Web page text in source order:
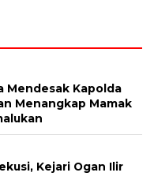
Mendesak Kapolda
Menangkap Mamak
Kejari Ogan Ilir